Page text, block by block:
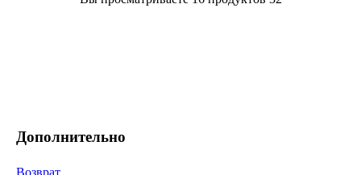
Дополнительно
Возврат